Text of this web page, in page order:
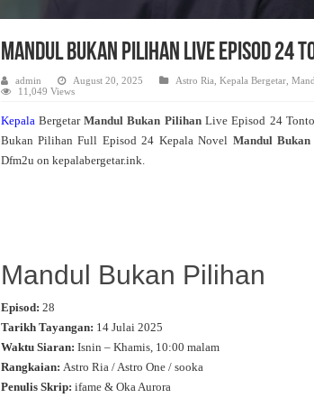
Mandul Bukan Pilihan Live Episod 24
admin August 20, 2025 Astro Ria Kepala Bergetar,
11,049 Views
KepalaBergetarMandul Bukan Pilihan Live Episod 24
Bukan Pilihan Full Episod 24 Kepala Novel Mandul
Dfm2u on kepalabergetar.ink.
Mandul Bukan Pilihan
Episod: 28
Tarikh Tayangan: 14 Julai 2025
Waktu Siaran: Isnin – Khamis, 10:00 malam
Rangkaian: Astro Ria / Astro One / sooka
Penulis Skrip: ifame & Oka Aurora